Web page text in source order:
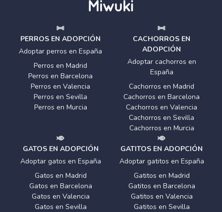
PERROS EN ADOPCIÓN
Adoptar perros en España
Perros en Madrid
Perros en Barcelona
Perros en Valencia
Perros en Sevilla
Perros en Murcia
CACHORROS EN
ADOPCIÓN
Adoptar cachorros en
España
Cachorros en Madrid
Cachorros en Barcelona
Cachorros en Valencia
Cachorros en Sevilla
Cachorros en Murcia
GATOS EN ADOPCIÓN
Adoptar gatos en España
Gatos en Madrid
Gatos en Barcelona
Gatos en Valencia
Gatos en Sevilla
GATITOS EN ADOPCIÓN
Adoptar gatitos en España
Gatitos en Madrid
Gatitos en Barcelona
Gatitos en Valencia
Gatitos en Sevilla